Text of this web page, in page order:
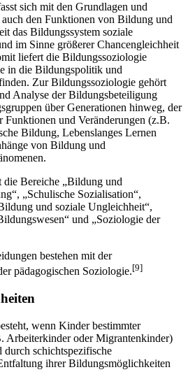
sich mit den Grundlagen und
den Funktionen von Bildung und
das Bildungssystem soziale
im Sinne größerer Chancengleichheit
liefert die Bildungssoziologie
in die Bildungspolitik und
Zur Bildungssoziologie gehört
Analyse der Bildungsbeteiligung
über Generationen hinweg, der
und Veränderungen (z.B.
Bildung, Lebenslanges Lernen
von Bildung und
Bereiche „Bildung und
„Schulische Sozialisation“,
und soziale Ungleichheit“,
und „Soziologie der
bestehen mit der
pädagogischen Soziologie.[9]
wenn Kinder bestimmter
Arbeiterkinder oder Migrantenkinder)
durch schichtspezifische
ihrer Bildungsmöglichkeiten